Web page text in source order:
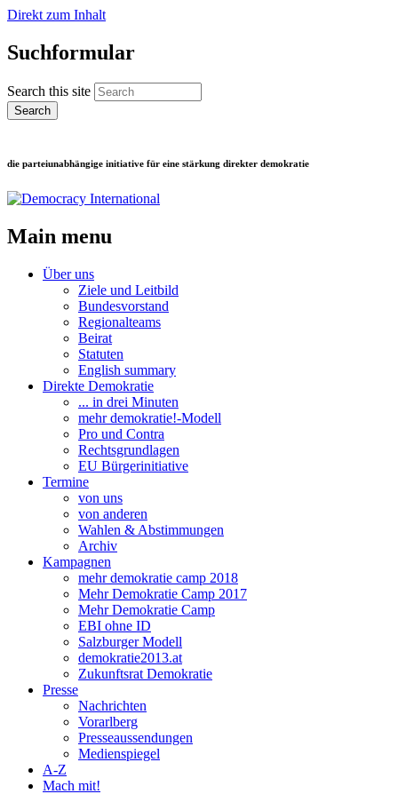
Direkt zum Inhalt
Suchformular
Search this site
die parteiunabhängige initiative für eine stärkung direkter demokratie
Main menu
Über uns
Ziele und Leitbild
Bundesvorstand
Regionalteams
Beirat
Statuten
English summary
Direkte Demokratie
... in drei Minuten
mehr demokratie!-Modell
Pro und Contra
Rechtsgrundlagen
EU Bürgerinitiative
Termine
von uns
von anderen
Wahlen & Abstimmungen
Archiv
Kampagnen
mehr demokratie camp 2018
Mehr Demokratie Camp 2017
Mehr Demokratie Camp
EBI ohne ID
Salzburger Modell
demokratie2013.at
Zukunftsrat Demokratie
Presse
Nachrichten
Vorarlberg
Presseaussendungen
Medienspiegel
A-Z
Mach mit!